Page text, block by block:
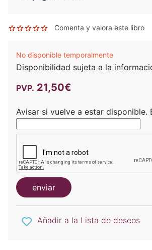
Comenta y valora este libro
No disponible temporalmente
Disponibilidad sujeta a la
PVP. 21,50€
Avisar si vuelve a estar disponible.
enviar
Añadir a la Lista de deseos